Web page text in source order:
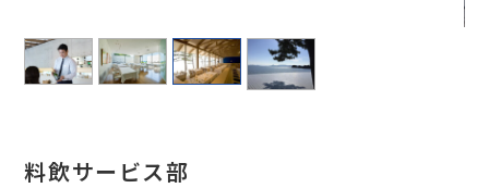
料飲サービス部